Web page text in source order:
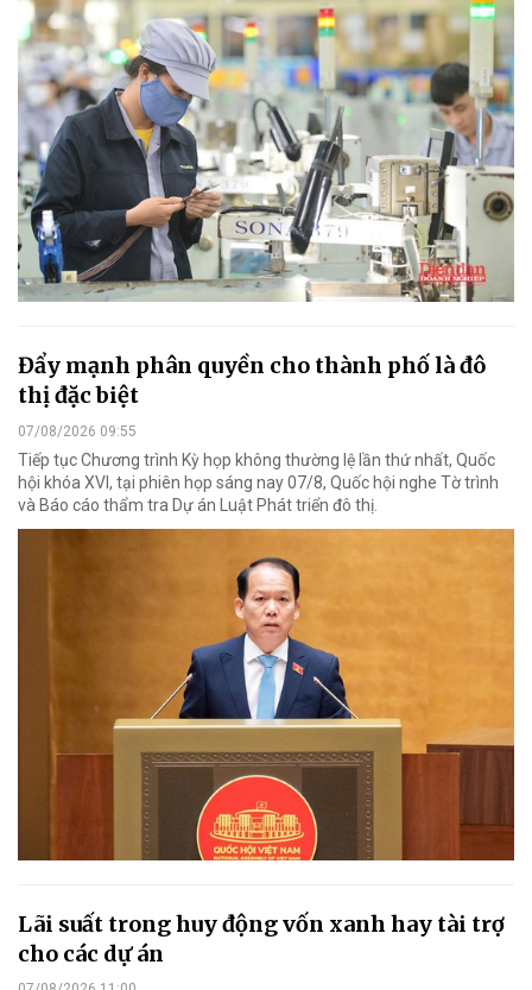
Đẩy mạnh phân quyền cho thành phố là đô
thị đặc biệt
07/08/2026 09:55
Tiếp tục Chương trình Kỳ họp không thường lệ lần thứ nhất, Quốc
hội khóa XVI, tại phiên họp sáng nay 07/8, Quốc hội nghe Tờ trình
và Báo cáo thẩm tra Dự án Luật Phát triển đô thị.
Lãi suất trong huy động vốn xanh hay tài trợ
cho các dự án